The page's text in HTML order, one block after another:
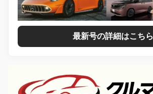
最新号の詳細はこちら